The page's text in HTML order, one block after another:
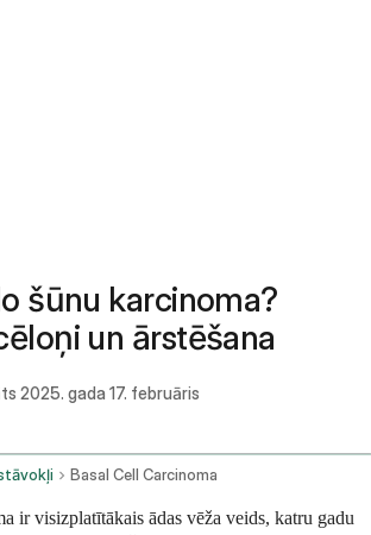
šūnu karcinoma?
un ārstēšana
2025. gada 17. februāris
Basal Cell Carcinoma
ir visizplatītākais ādas vēža veids, katru gadu